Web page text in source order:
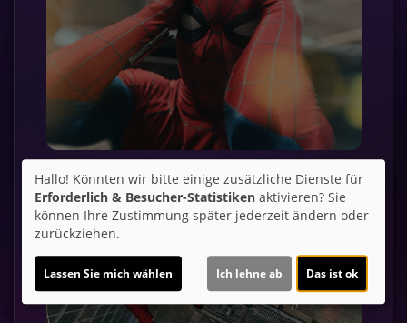
Hallo! Könnten wir bitte einige zusätzliche Dienste für
Erforderlich & Besucher-Statistiken aktivieren? Sie
können Ihre Zustimmung später jederzeit ändern oder
zurückziehen.
Lassen Sie mich wählen Ich lehne ab Das ist ok